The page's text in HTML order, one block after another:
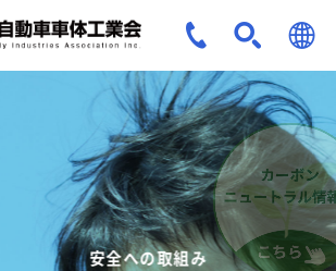
JPN
ENG
安全への取組み